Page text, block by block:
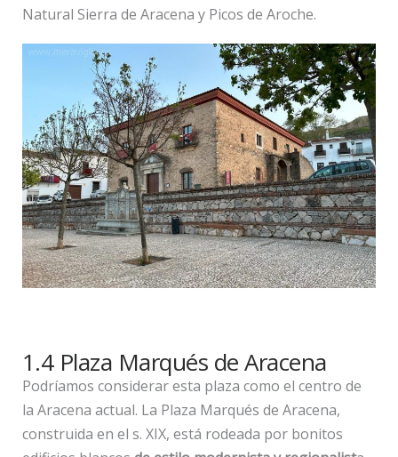
Natural Sierra de Aracena y Picos de Aroche.
1.4 Plaza Marqués de Aracena
Podríamos considerar esta plaza como el centro de
la Aracena actual. La Plaza Marqués de Aracena,
construida en el s. XIX, está rodeada por bonitos